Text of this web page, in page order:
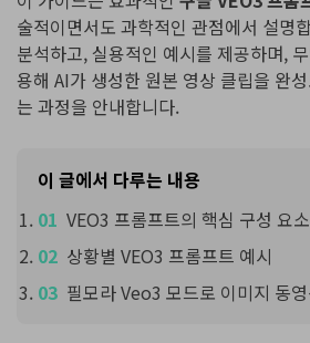
술적이면서도 과학적인 관점에서 설명
분석하고, 실용적인 예시를 제공하며,
용해 AI가 생성한 원본 영상 클립을 완
는 과정을 안내합니다.
이 글에서 다루는 내용
VEO3 프롬프트의 핵심 구성 요
상황별 VEO3 프롬프트 예시
필모라 Veo3 모드로 이미지 동